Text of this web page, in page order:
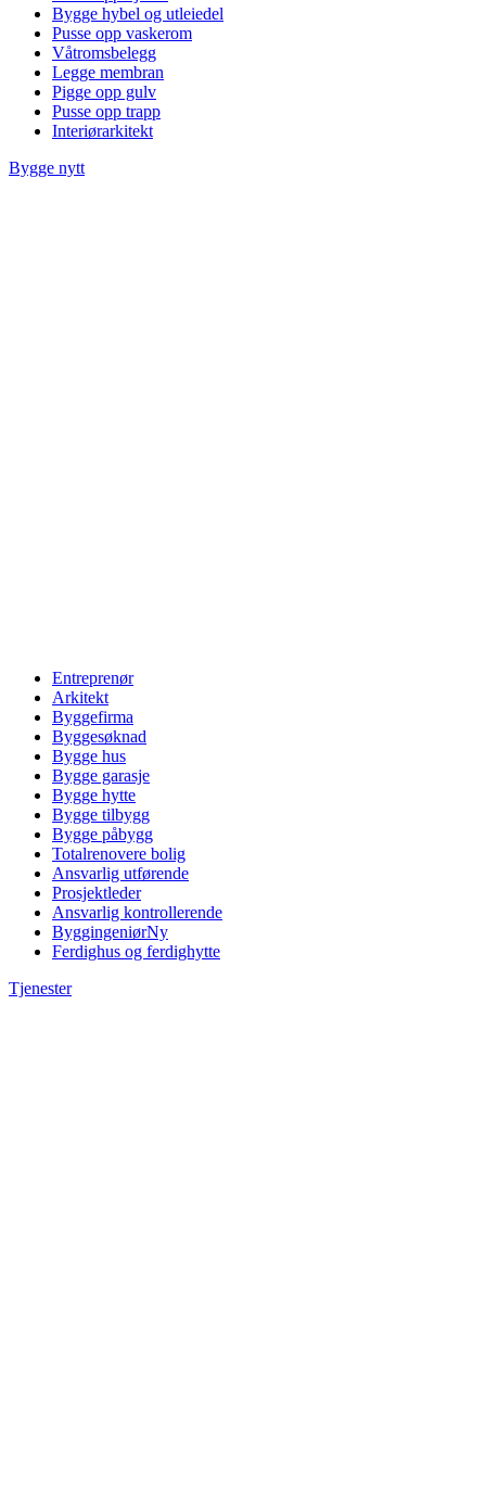
Bygge hybel og utleiedel
Pusse opp vaskerom
Våtromsbelegg
Legge membran
Pigge opp gulv
Pusse opp trapp
Interiørarkitekt
Bygge nytt
Entreprenør
Arkitekt
Byggefirma
Byggesøknad
Bygge hus
Bygge garasje
Bygge hytte
Bygge tilbygg
Bygge påbygg
Totalrenovere bolig
Ansvarlig utførende
Prosjektleder
Ansvarlig kontrollerende
ByggingeniørNy
Ferdighus og ferdighytte
Tjenester